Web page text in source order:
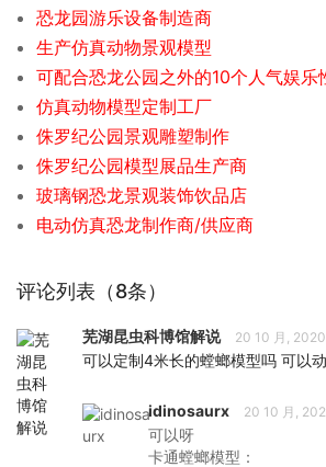
恐龙园游乐设备制造商
生产仿真动物景观模型
可配合恐龙公园之外的10个人气娱乐
仿真动物模型定制工厂
侏罗纪公园景观雕塑制作
侏罗纪公园模型展品生产商
玻璃钢恐龙景观装饰饮品店
电动仿真恐龙制作商/供应商
评论列表（8条）
芜湖昆虫科博馆解说 20 10 月,
可以定制4米长的螳螂模型吗 可以
idinosaurx 20 10 月,
可以呀
卡通螳螂模型：